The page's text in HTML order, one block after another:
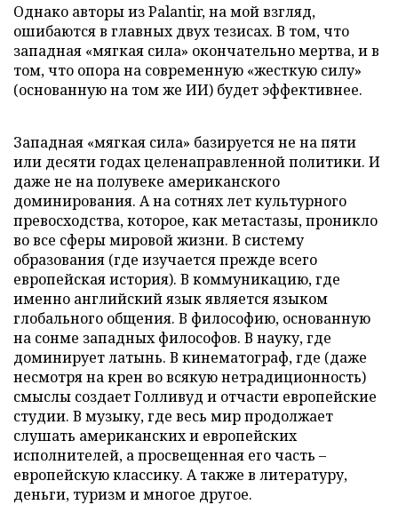
Однако авторы из Palantir, на мой взгляд,
ошибаются в главных двух тезисах. В том, что
западная «мягкая сила» окончательно мертва, и в
том, что опора на современную «жесткую силу»
(основанную на том же ИИ) будет эффективнее.
Западная «мягкая сила» базируется не на пяти
или десяти годах целенаправленной политики. И
даже не на полувеке американского
доминирования. А на сотнях лет культурного
превосходства, которое, как метастазы, проникло
во все сферы мировой жизни. В систему
образования (где изучается прежде всего
европейская история). В коммуникацию, где
именно английский язык является языком
глобального общения. В философию, основанную
на сонме западных философов. В науку, где
доминирует латынь. В кинематограф, где (даже
несмотря на крен во всякую нетрадиционность)
смыслы создает Голливуд и отчасти европейские
студии. В музыку, где весь мир продолжает
слушать американских и европейских
исполнителей, а просвещенная его часть –
европейскую классику. А также в литературу,
деньги, туризм и многое другое.